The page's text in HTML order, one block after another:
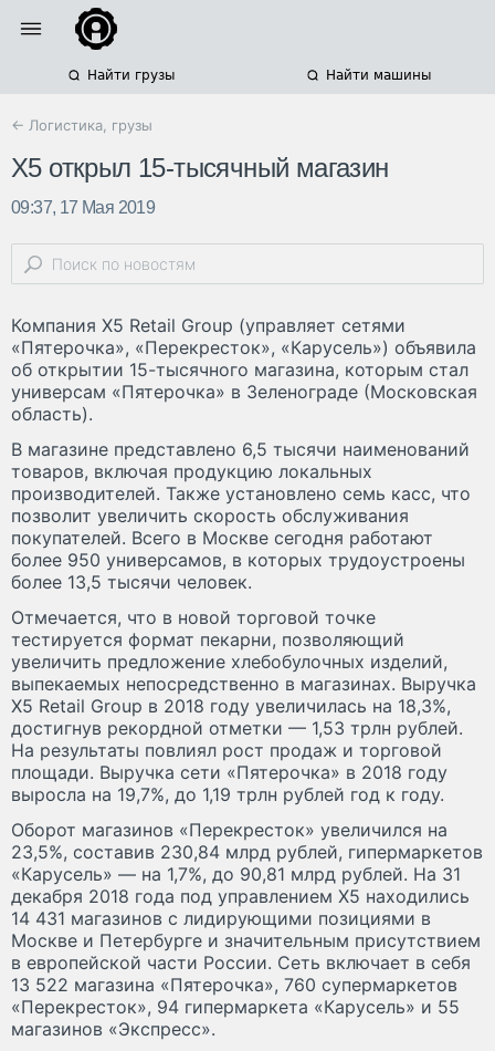
Найти грузы Найти машины
← Логистика, грузы
X5 открыл 15-тысячный магазин
09:37, 17 Мая 2019
Компания X5 Retail Group (управляет сетями
«Пятерочка», «Перекресток», «Карусель») объявила
об открытии 15-тысячного магазина, которым стал
универсам «Пятерочка» в Зеленограде (Московская
область).
В магазине представлено 6,5 тысячи наименований
товаров, включая продукцию локальных
производителей. Также установлено семь касс, что
позволит увеличить скорость обслуживания
покупателей. Всего в Москве сегодня работают
более 950 универсамов, в которых трудоустроены
более 13,5 тысячи человек.
Отмечается, что в новой торговой точке
тестируется формат пекарни, позволяющий
увеличить предложение хлебобулочных изделий,
выпекаемых непосредственно в магазинах. Выручка
X5 Retail Group в 2018 году увеличилась на 18,3%,
достигнув рекордной отметки — 1,53 трлн рублей.
На результаты повлиял рост продаж и торговой
площади. Выручка сети «Пятерочка» в 2018 году
выросла на 19,7%, до 1,19 трлн рублей год к году.
Оборот магазинов «Перекресток» увеличился на
23,5%, составив 230,84 млрд рублей, гипермаркетов
«Карусель» — на 1,7%, до 90,81 млрд рублей. На 31
декабря 2018 года под управлением X5 находились
14 431 магазинов с лидирующими позициями в
Москве и Петербурге и значительным присутствием
в европейской части России. Сеть включает в себя
13 522 магазина «Пятерочка», 760 супермаркетов
«Перекресток», 94 гипермаркета «Карусель» и 55
магазинов «Экспресс».